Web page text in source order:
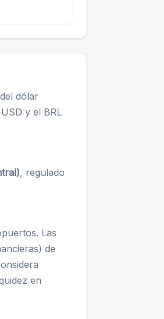
dólar
y el BRL
, regulado
Las
de
en